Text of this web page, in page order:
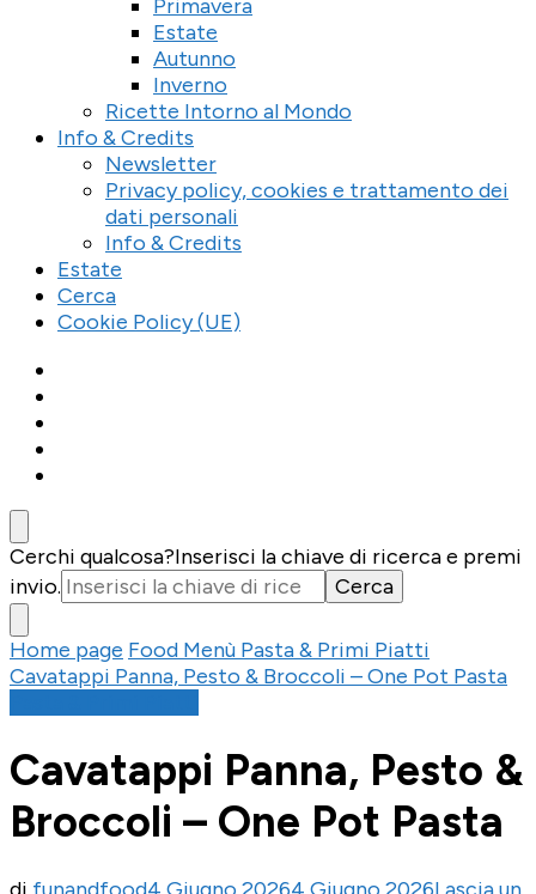
Primavera
Estate
Autunno
Inverno
Ricette Intorno al Mondo
Info & Credits
Newsletter
Privacy policy, cookies e trattamento dei
dati personali
Info & Credits
Estate
Cerca
Cookie Policy (UE)
Cerchi qualcosa?Inserisci la chiave di ricerca e premi
invio.
Home page Food Menù Pasta & Primi Piatti
Cavatappi Panna, Pesto & Broccoli – One Pot Pasta
Cavatappi Panna, Pesto &
Broccoli – One Pot Pasta